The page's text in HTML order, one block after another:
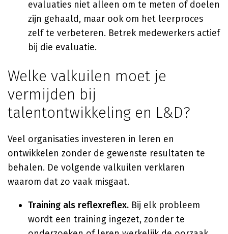
evaluaties niet alleen om te meten of doelen
zijn gehaald, maar ook om het leerproces
zelf te verbeteren. Betrek medewerkers actief
bij die evaluatie.
Welke valkuilen moet je
vermijden bij
talentontwikkeling en L&D?
Veel organisaties investeren in leren en
ontwikkelen zonder de gewenste resultaten te
behalen. De volgende valkuilen verklaren
waarom dat zo vaak misgaat.
Training als reflexreflex. Bij elk probleem
wordt een training ingezet, zonder te